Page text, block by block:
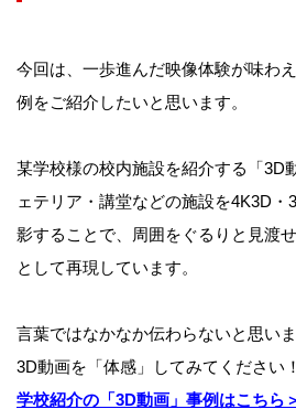
今回は、一歩進んだ映像体験が味わ
例をご紹介したいと思います。
某学校様の校内施設を紹介する「3D
ェテリア・講堂などの施設を4K3D
影することで、周囲をぐるりと見渡
として再現しています。
言葉ではなかなか伝わらないと思い
3D動画を「体感」してみてください！
学校紹介の「3D動画」事例はこちら